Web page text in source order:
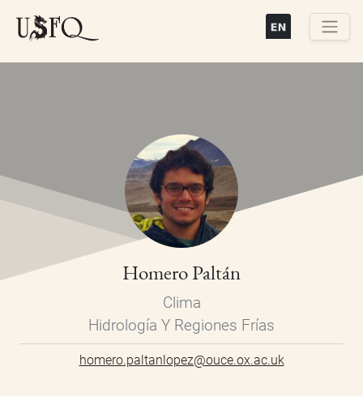
Homero Paltán
Clima
Hidrología Y Regiones Frías
homero.paltanlopez@ouce.ox.ac.uk